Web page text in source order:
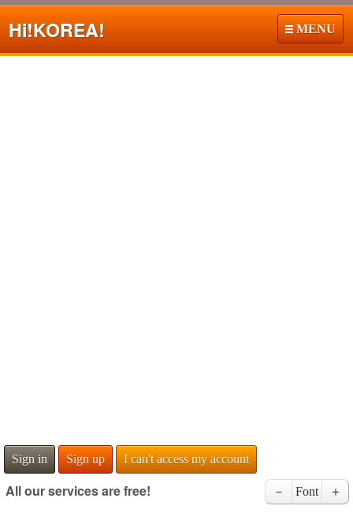
Hi!KOREA! MENU
Sign in Sign up I can't access my account
All our services are free! － Font ＋